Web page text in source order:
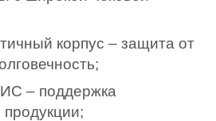
корпус – защита от
– поддержка